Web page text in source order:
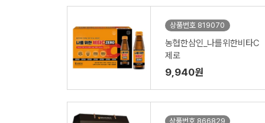
상품번호 819070
농협한삼인_나를위한비타C
제로
9,940원
상품번호 866829